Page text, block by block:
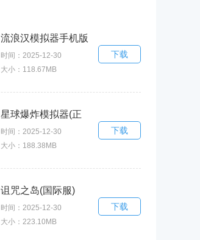
流浪汉模拟器手机版
下载(Tramp
Simulator Homeless
时间：2025-12-30
大小：118.67MB
下载
星球爆炸模拟器(正
版)
时间：2025-12-30
大小：188.38MB
下载
诅咒之岛(国际服)
时间：2025-12-30
大小：223.10MB
下载